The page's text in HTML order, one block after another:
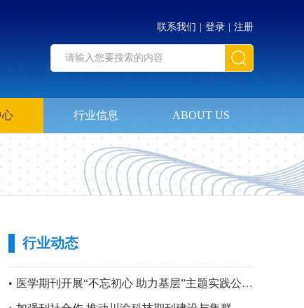
联系我们 登录 注册
心 行业信息 ABOUT US
行业动态
• 医学期刊开展“不忘初心 助力基层”主题实践公益活动暨 第四站“只要主义真 明翰故里行”党建活动